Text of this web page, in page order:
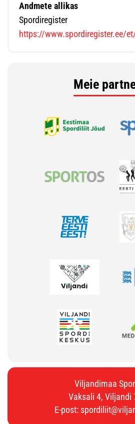
Andmete allikas
Spordiregister
https://www.spordiregister.ee/
Meie
Viljandimaa
Vaksali 4, Viljandi
E-post: